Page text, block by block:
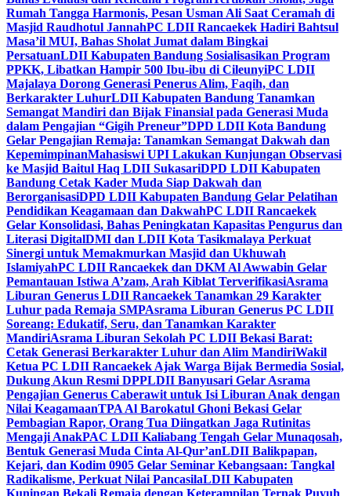
Rumah Tangga Harmonis, Pesan Usman Ali Saat Ceramah di
Masjid Raudhotul JannahPC LDII Rancaekek Hadiri Bahtsul
Masa’il MUI, Bahas Sholat Jumat dalam Bingkai
PersatuanLDII Kabupaten Bandung Sosialisasikan Program
PPKK, Libatkan Hampir 500 Ibu-ibu di CileunyiPC LDII
Majalaya Dorong Generasi Penerus Alim, Faqih, dan
Berkarakter LuhurLDII Kabupaten Bandung Tanamkan
Semangat Mandiri dan Bijak Finansial pada Generasi Muda
dalam Pengajian “Gigih Preneur”DPD LDII Kota Bandung
Gelar Pengajian Remaja: Tanamkan Semangat Dakwah dan
KepemimpinanMahasiswi UPI Lakukan Kunjungan Observasi
ke Masjid Baitul Haq LDII SukasariDPD LDII Kabupaten
Bandung Cetak Kader Muda Siap Dakwah dan
BerorganisasiDPD LDII Kabupaten Bandung Gelar Pelatihan
Pendidikan Keagamaan dan DakwahPC LDII Rancaekek
Gelar Konsolidasi, Bahas Peningkatan Kapasitas Pengurus dan
Literasi DigitalDMI dan LDII Kota Tasikmalaya Perkuat
Sinergi untuk Memakmurkan Masjid dan Ukhuwah
IslamiyahPC LDII Rancaekek dan DKM Al Awwabin Gelar
Pemantauan Istiwa A’zam, Arah Kiblat TerverifikasiAsrama
Liburan Generus LDII Rancaekek Tanamkan 29 Karakter
Luhur pada Remaja SMPAsrama Liburan Generus PC LDII
Soreang: Edukatif, Seru, dan Tanamkan Karakter
MandiriAsrama Liburan Sekolah PC LDII Bekasi Barat:
Cetak Generasi Berkarakter Luhur dan Alim MandiriWakil
Ketua PC LDII Rancaekek Ajak Warga Bijak Bermedia Sosial,
Dukung Akun Resmi DPPLDII Banyusari Gelar Asrama
Pengajian Generus Caberawit untuk Isi Liburan Anak dengan
Nilai KeagamaanTPA Al Barokatul Ghoni Bekasi Gelar
Pembagian Rapor, Orang Tua Diingatkan Jaga Rutinitas
Mengaji AnakPAC LDII Kaliabang Tengah Gelar Munaqosah,
Bentuk Generasi Muda Cinta Al-Qur’anLDII Balikpapan,
Kejari, dan Kodim 0905 Gelar Seminar Kebangsaan: Tangkal
Radikalisme, Perkuat Nilai PancasilaLDII Kabupaten